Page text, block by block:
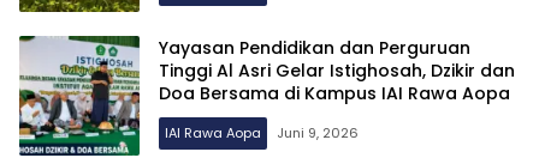
Yayasan Pendidikan dan Perguruan
Tinggi Al Asri Gelar Istighosah, Dzikir dan
Doa Bersama di Kampus IAI Rawa Aopa
IAI Rawa Aopa Juni 9, 2026